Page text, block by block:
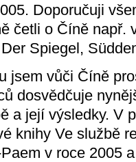
Doporučuji
četli o Číně např.
Spiegel,
jsem vůči Číně
dosvědčuje
a její výsledky. V
knihy Ve službě
v roce 2005